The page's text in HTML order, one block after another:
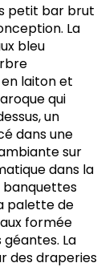
petit bar brut
La
bleu
laiton et
qui
un
dans une
sur
dans la
banquettes
palette de
formée
La
des draperies